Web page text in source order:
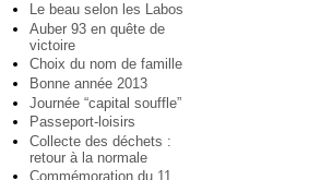
Le beau selon les Labos
Auber 93 en quête de
victoire
Choix du nom de famille
Bonne année 2013
Journée “capital souffle”
Passeport-loisirs
Collecte des déchets :
retour à la normale
Commémoration du 11